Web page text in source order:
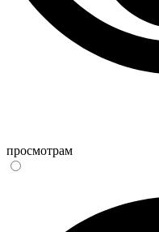
просмотрам